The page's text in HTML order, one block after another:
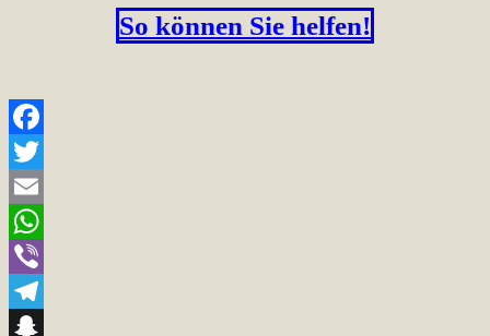
So können Sie helfen!
Facebook
Twitter
Email
WhatsApp
Viber
Telegram